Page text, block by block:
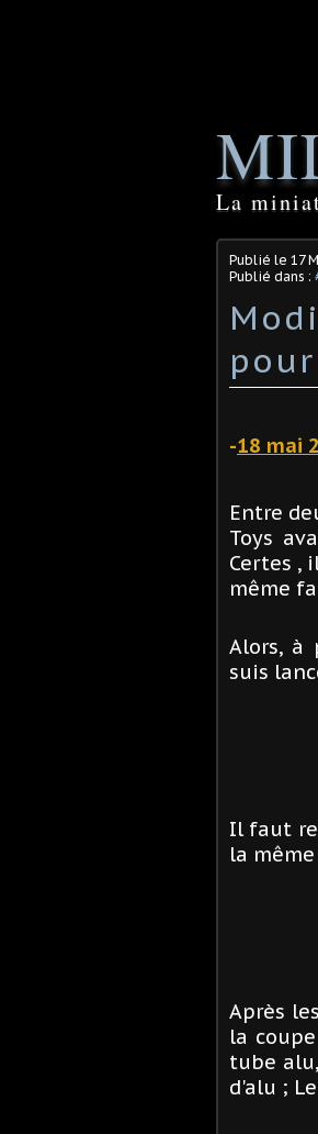
La
Publié le 17
Publié dans :
-18 mai
Entre
Toys
Certes ,
même
Alors, à
suis
Il faut
la
Après
la
tube
d'alu ;